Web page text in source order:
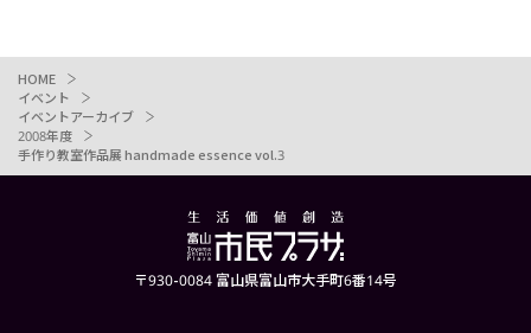
HOME
イベント
イベントアーカイブ
2008年度
手作り教室作品展 handmade essence vol.3
〒930-0084 富山県富山市大手町6番14号